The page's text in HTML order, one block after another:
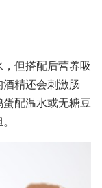
但搭配后营养吸
精还会刺激肠
配温水或无糖豆